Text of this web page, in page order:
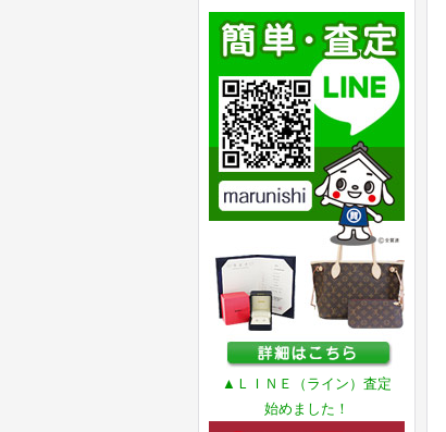
▲ＬＩＮＥ（ライン）査定
始めました！